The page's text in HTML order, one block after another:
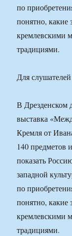
по
понятно, какие
кремлевскими
традициями.
Для
В Дрезденском
выставка
Кремля от
140 предметов
показать
западной
по
понятно, какие
кремлевскими
традициями.